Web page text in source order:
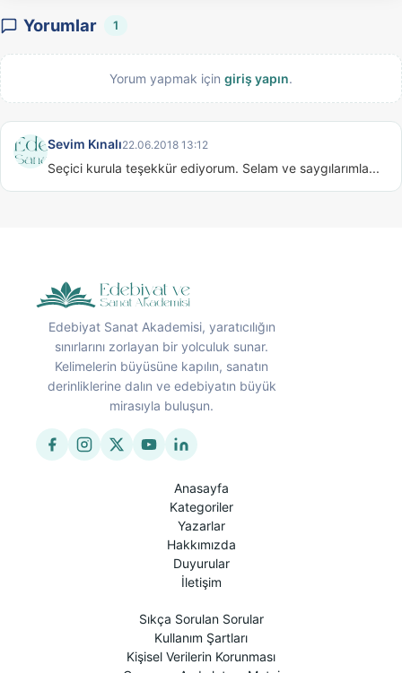
Yorumlar 1
Yorum yapmak için giriş yapın.
Sevim Kınalı22.06.2018 13:12
Seçici kurula teşekkür ediyorum. Selam ve saygılarımla...
Edebiyat Sanat Akademisi, yaratıcılığın
sınırlarını zorlayan bir yolculuk sunar.
Kelimelerin büyüsüne kapılın, sanatın
derinliklerine dalın ve edebiyatın büyük
mirasıyla buluşun.
Anasayfa
Kategoriler
Yazarlar
Hakkımızda
Duyurular
İletişim
Sıkça Sorulan Sorular
Kullanım Şartları
Kişisel Verilerin Korunması